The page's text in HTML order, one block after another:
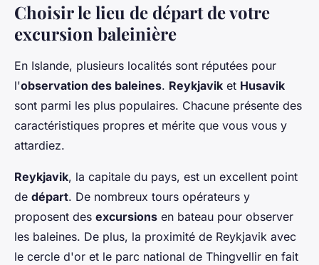
Choisir le lieu de départ de votre
excursion baleinière
En Islande, plusieurs localités sont réputées pour
l'observation des baleines. Reykjavik et Husavik
sont parmi les plus populaires. Chacune présente des
caractéristiques propres et mérite que vous vous y
attardiez.
Reykjavik, la capitale du pays, est un excellent point
de départ. De nombreux tours opérateurs y
proposent des excursions en bateau pour observer
les baleines. De plus, la proximité de Reykjavik avec
le cercle d'or et le parc national de Thingvellir en fait